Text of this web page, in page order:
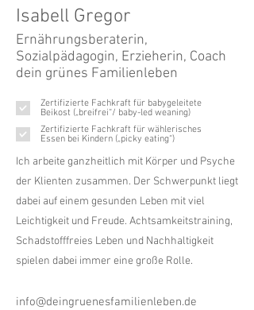
Isabell Gregor
Ernährungsberaterin,
Sozialpädagogin, Erzieherin, Coach
dein grünes Familienleben
Zertifizierte Fachkraft für babygeleitete
Beikost („breifrei“/ baby-led weaning)
Zertifizierte Fachkraft für wählerisches
Essen bei Kindern („picky eating“)
Ich arbeite ganzheitlich mit Körper und Psyche
der Klienten zusammen. Der Schwerpunkt liegt
dabei auf einem gesunden Leben mit viel
Leichtigkeit und Freude. Achtsamkeitstraining,
Schadstofffreies Leben und Nachhaltigkeit
spielen dabei immer eine große Rolle.
info@deingruenesfamilienleben.de